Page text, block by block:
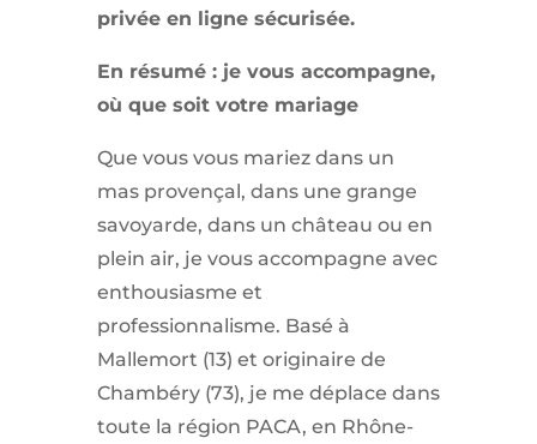
privée en ligne sécurisée.
En résumé : je vous accompagne,
où que soit votre mariage
Que vous vous mariez dans un
mas provençal, dans une grange
savoyarde, dans un château ou en
plein air, je vous accompagne avec
enthousiasme et
professionnalisme. Basé à
Mallemort (13) et originaire de
Chambéry (73), je me déplace dans
toute la région PACA, en Rhône-